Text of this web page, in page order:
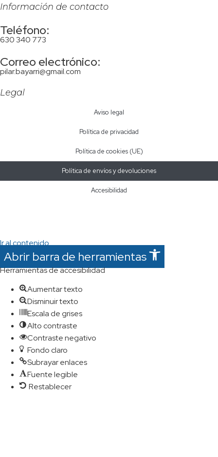
Información de contacto
Teléfono:
630 340 773
Correo electrónico:
pilar.bayarri@gmail.com
Legal
Aviso legal
Política de privacidad
Política de cookies (UE)
Política de envíos y devoluciones
Accesibilidad
Ir al contenido
Abrir barra de herramientas
Herramientas de accesibilidad
Aumentar texto
Disminuir texto
Escala de grises
Alto contraste
Contraste negativo
Fondo claro
Subrayar enlaces
Fuente legible
Restablecer